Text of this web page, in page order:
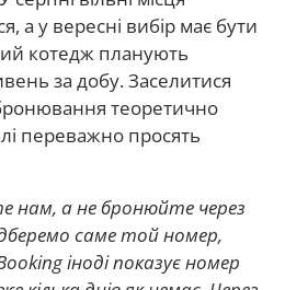
а у вересні вибір має бути
котедж планують
за добу. Заселитися
теоретично
переважно просять
нам, а не бронюйте через
саме той номер,
іноді показує номер